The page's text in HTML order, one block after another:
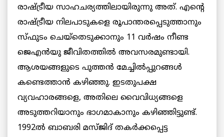
രാഷ്ട്രീയ സാഹചര്യത്തിലായിരുന്നു അത്. എന്റെ
രാഷ്ട്രീയ നിലപാടുകളെ രൂപാന്തരപ്പെടുത്താനും
സ്ഫുടം ചെയ്തെടുക്കാനും 11 വര്‍ഷം നീണ്ട
ജെഎൻയു ജീവിതത്തില്‍ അവസരമുണ്ടായി.
ആശയങ്ങളുടെ പുത്തൻ മേച്ചില്‍പ്പുറങ്ങള്‍
കണ്ടെത്താന്‍ കഴിഞ്ഞു. ഇടതുപക്ഷ
വ്യവഹാരങ്ങളെ, അതിലെ വൈവിധ്യങ്ങളെ
അടുത്തറിയാനും ഭാഗമാകാനും കഴിഞ്ഞിട്ടുണ്ട്.
1992ല്‍ ബാബരി മസ്ജിദ് തകര്‍ക്കപ്പെട്ട